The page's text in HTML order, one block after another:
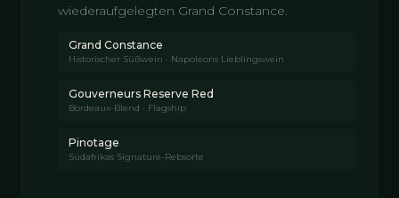
wiederaufgelegten Grand Constance.
Grand Constance
Historischer Süßwein · Napoleons Lieblingswein
Gouverneurs Reserve Red
Bordeaux-Blend · Flagship
Pinotage
Südafrikas Signature-Rebsorte